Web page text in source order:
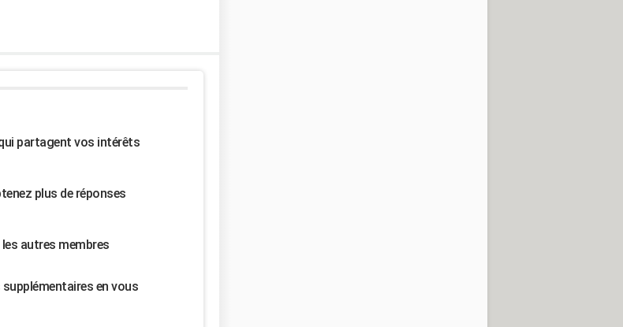
partagent vos intérêts
plus de réponses
autres membres
en vous